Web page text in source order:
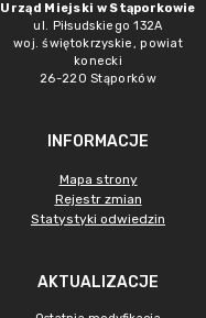
Urząd Miejski w Stąporkowie
ul. Piłsudskiego 132A
woj. świętokrzyskie, powiat
konecki
26-220 Stąporków
INFORMACJE
Mapa strony
Rejestr zmian
Statystyki odwiedzin
AKTUALIZACJE